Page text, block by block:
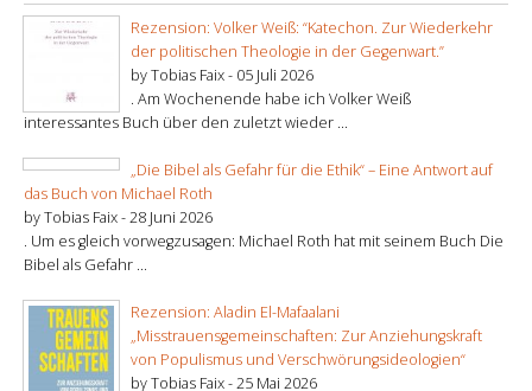
Rezension: Volker Weiß: “Katechon. Zur Wiederkehr
der politischen Theologie in der Gegenwart.”
by Tobias Faix - 05 Juli 2026
. Am Wochenende habe ich Volker Weiß
interessantes Buch über den zuletzt wieder ...
„Die Bibel als Gefahr für die Ethik“ – Eine Antwort auf
das Buch von Michael Roth
by Tobias Faix -28 Juni 2026
. Um es gleich vorwegzusagen: Michael Roth hat mit seinem Buch Die
Bibel als Gefahr ...
Rezension: Aladin El-Mafaalani
„Misstrauensgemeinschaften: Zur Anziehungskraft
von Populismus und Verschwörungsideologien“
by Tobias Faix -25 Mai 2026